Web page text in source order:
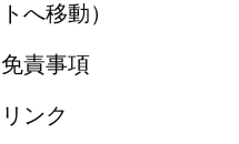
トへ移動）
免責事項
リンク